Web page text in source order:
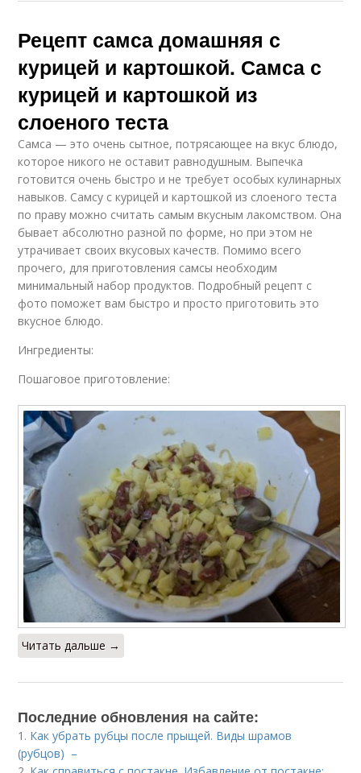
Рецепт самса домашняя с
курицей и картошкой. Самса с
курицей и картошкой из
слоеного теста
Самса — это очень сытное, потрясающее на вкус блюдо,
которое никого не оставит равнодушным. Выпечка
готовится очень быстро и не требует особых кулинарных
навыков. Самсу с курицей и картошкой из слоеного теста
по праву можно считать самым вкусным лакомством. Она
бывает абсолютно разной по форме, но при этом не
утрачивает своих вкусовых качеств. Помимо всего
прочего, для приготовления самсы необходим
минимальный набор продуктов. Подробный рецепт с
фото поможет вам быстро и просто приготовить это
вкусное блюдо.
Ингредиенты:
Пошаговое приготовление:
Читать дальше →
Последние обновления на сайте:
1. Как убрать рубцы после прыщей. Виды шрамов
(рубцов) –